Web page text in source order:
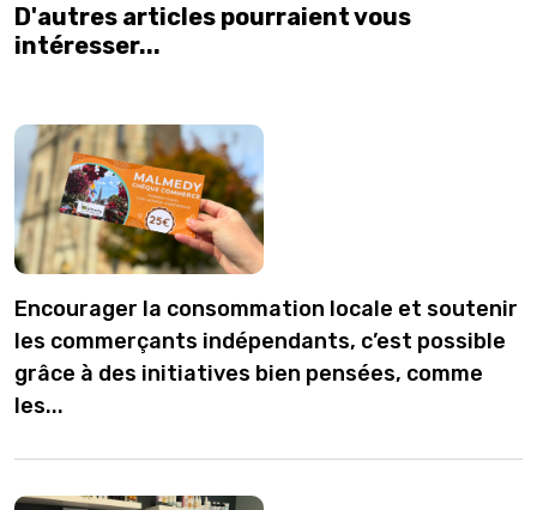
D'autres articles pourraient vous
intéresser...
Encourager la consommation locale et soutenir
les commerçants indépendants, c’est possible
grâce à des initiatives bien pensées, comme
les...